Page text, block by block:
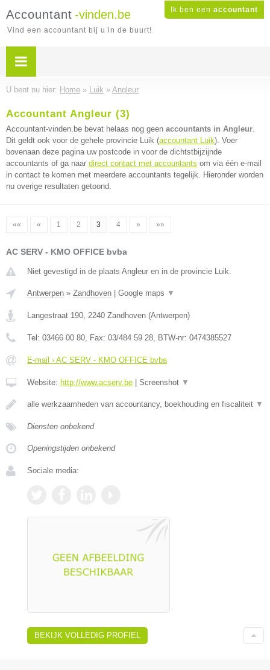
Ik ben een accountant
Accountant -vinden.be
Vind een accountant bij u in de buurt!
U bent nu hier: Home » Luik » Angleur
Accountant Angleur (3)
Accountant-vinden.be bevat helaas nog geen accountants in Angleur.
Dit geldt ook voor de gehele provincie Luik (accountant Luik). Voer
bovenaan deze pagina uw postcode in voor de dichtstbijzijnde
accountants of ga naar direct contact met accountants om via één e-mail
in contact te komen met meerdere accountants tegelijk. Hieronder worden
nu overige resultaten getoond.
«« « 1 2 3 4 » »»
AC SERV - KMO OFFICE bvba
Niet gevestigd in de plaats Angleur en in de provincie Luik.
Antwerpen » Zandhoven Google maps ▼
Langestraat 190, 2240 Zandhoven (Antwerpen)
Tel: 03466 00 80, Fax: 03/484 59 28, BTW-nr: 0474385527
E-mail › AC SERV - KMO OFFICE bvba
Website: http://www.acserv.be Screenshot ▼
alle werkzaamheden van accountancy, boekhouding en fiscaliteit ▼
Diensten onbekend
Openingstijden onbekend
Sociale media:
BEKIJK VOLLEDIG PROFIEL